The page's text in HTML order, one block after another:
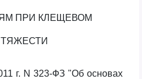
ПРИ КЛЕЩЕВОМ
г. N 323-ФЗ "Об основах